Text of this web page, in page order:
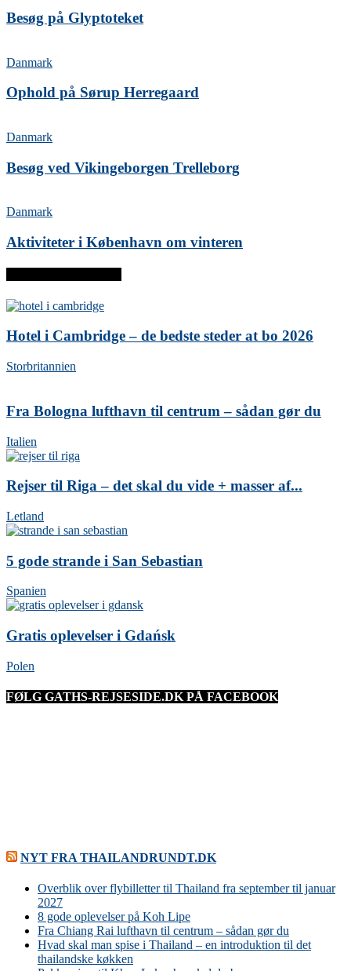
Besøg på Glyptoteket
Danmark
Ophold på Sørup Herregaard
Danmark
Besøg ved Vikingeborgen Trelleborg
Danmark
Aktiviteter i København om vinteren
Hotel i Cambridge – de bedste steder at bo 2026
Storbritannien
Fra Bologna lufthavn til centrum – sådan gør du
Italien
Rejser til Riga – det skal du vide + masser af...
Letland
5 gode strande i San Sebastian
Spanien
Gratis oplevelser i Gdańsk
Polen
FØLG GATHS-REJSESIDE.DK PÅ FACEBOOK
NYT FRA THAILANDRUNDT.DK
Overblik over flybilletter til Thailand fra september til januar
2027
8 gode oplevelser på Koh Lipe
Fra Chiang Rai lufthavn til centrum – sådan gør du
Hvad skal man spise i Thailand – en introduktion til det
thailandske køkken